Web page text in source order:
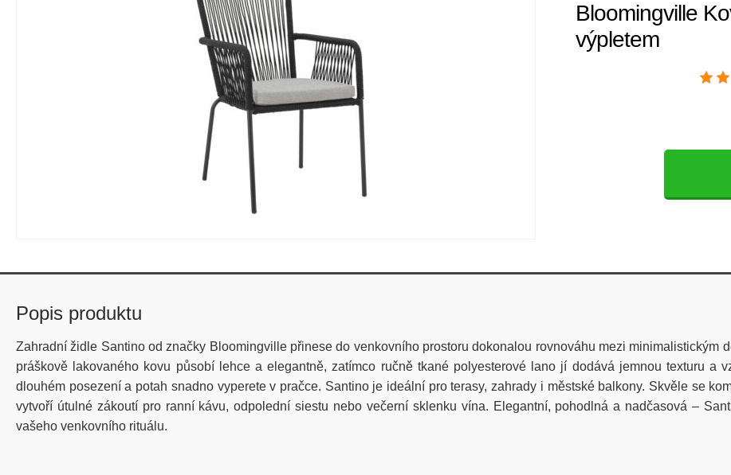
Bloomingville
výpletem
Popis produktu
Zahradní židle Santinood značky Bloomingvillepřinese do venkovního prostoru dokonalou rovnováhu mezi minimalistickým
práškově lakovaného kovu působí lehce a elegantně, zatímco ručně tkané polyesterové lano jí dodává jemnou texturu a
dlouhém posezení a potah snadno vyperete v pračce. Santino je ideální proterasy, zahrady i městské balkony. Skvěle se
vytvoří útulné zákoutí pro ranní kávu, odpolední siestu nebo večerní sklenku vína. Elegantní, pohodlná a nadčasová –
vašeho venkovního rituálu.